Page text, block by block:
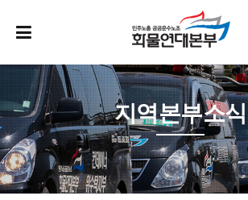
지역본부소식